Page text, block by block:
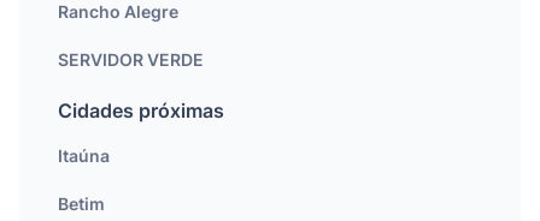
Rancho Alegre
SERVIDOR VERDE
Cidades próximas
Itaúna
Betim